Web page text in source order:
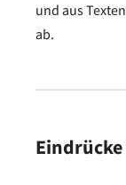
und aus
ab.